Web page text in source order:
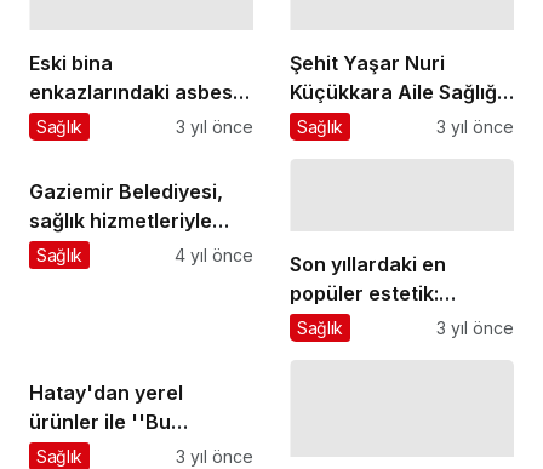
Eski bina
enkazlarındaki asbest
lifleri akciğer
olabilir
Sağlık 3 yıl önce
Şehit Yaşar Nuri
Küçükkara Aile Sağlığı
Merkezi törenle açıldı
Sağlık 3 yıl önce
Gaziemir Belediyesi,
sağlık hizmetleriyle
fark yaratıyor
Sağlık 4 yıl önce
Son yıllardaki en
popüler estetik:
Blefaroplasti
Sağlık 3 yıl önce
Hatay'dan yerel
ürünler ile ''Bu
Ramazan, bereketi
Sağlık 3 yıl önce